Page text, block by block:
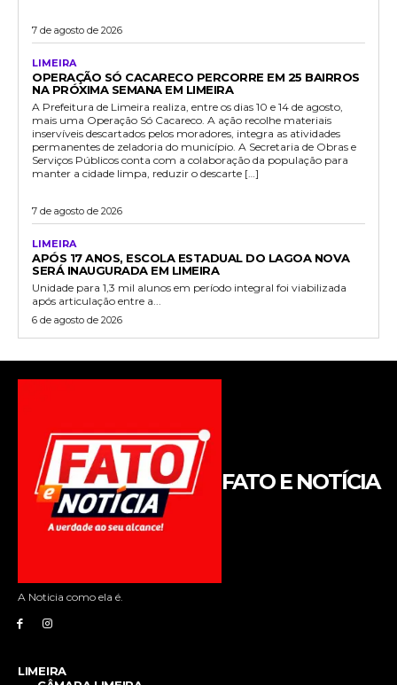
7 de agosto de 2026
LIMEIRA
OPERAÇÃO SÓ CACARECO PERCORRE EM 25 BAIRROS
NA PRÓXIMA SEMANA EM LIMEIRA
A Prefeitura de Limeira realiza, entre os dias 10 e 14 de agosto,
mais uma Operação Só Cacareco. A ação recolhe materiais
inservíveis descartados pelos moradores, integra as atividades
permanentes de zeladoria do município. A Secretaria de Obras e
Serviços Públicos conta com a colaboração da população para
manter a cidade limpa, reduzir o descarte […]
7 de agosto de 2026
LIMEIRA
APÓS 17 ANOS, ESCOLA ESTADUAL DO LAGOA NOVA
SERÁ INAUGURADA EM LIMEIRA
Unidade para 1,3 mil alunos em período integral foi viabilizada
após articulação entre a...
6 de agosto de 2026
FATO E NOTÍCIA
A Noticia como ela é.
LIMEIRA